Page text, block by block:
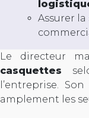
Assurer la
Le directeur
casquettes
l’entreprise.
amplement les